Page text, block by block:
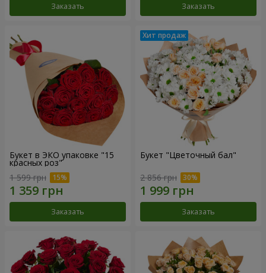
Заказать Заказать
Букет в ЭКО упаковке "15
красных роз"
1 599 грн
Заказать
Букет "Цветочный бал"
2 856 грн
Заказать